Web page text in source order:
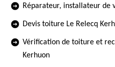
Réparateur, installateur de
Devis toiture Le Relecq
Vérification de toiture et
Kerhuon